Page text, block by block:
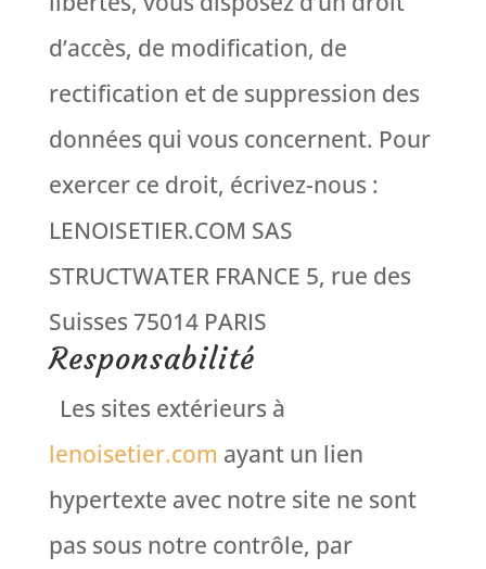
d’accès, de modification, de
rectification et de suppression des
données qui vous concernent. Pour
exercer ce droit, écrivez-nous :
LENOISETIER.COM SAS
STRUCTWATER FRANCE 5, rue des
Suisses 75014 PARIS
Responsabilité
Les sites extérieurs à
lenoisetier.com ayant un lien
hypertexte avec notre site ne sont
pas sous notre contrôle, par